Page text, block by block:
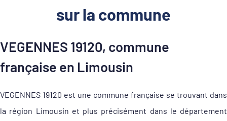
sur la commune
VEGENNES 19120, commune
française en Limousin
VEGENNES 19120 est une commune française se trouvant dans
la région Limousin et plus précisément dans le département